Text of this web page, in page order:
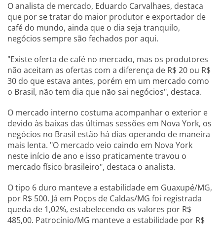
O analista de mercado, Eduardo Carvalhaes, destaca
que por se tratar do maior produtor e exportador de
café do mundo, ainda que o dia seja tranquilo,
negócios sempre são fechados por aqui.
"Existe oferta de café no mercado, mas os produtores
não aceitam as ofertas com a diferença de R$ 20 ou R$
30 do que estava antes, porém em um mercado como
o Brasil, não tem dia que não sai negócios", destaca.
O mercado interno costuma acompanhar o exterior e
devido às baixas das últimas sessões em Nova York, os
negócios no Brasil estão há dias operando de maneira
mais lenta. "O mercado veio caindo em Nova York
neste início de ano e isso praticamente travou o
mercado físico brasileiro", destaca o analista.
O tipo 6 duro manteve a estabilidade em Guaxupé/MG,
por R$ 500. Já em Poços de Caldas/MG foi registrada
queda de 1,02%, estabelecendo os valores por R$
485,00. Patrocínio/MG manteve a estabilidade por R$